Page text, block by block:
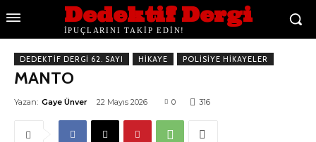
Dedektif Dergi
İPUÇLARINI TAKİP EDİN!
DEDEKTIF DERGI 62. SAYI HIKAYE POLISIYE HIKAYELER
MANTO
Yazan: Gaye Ünver 22 Mayıs 2026 0 316